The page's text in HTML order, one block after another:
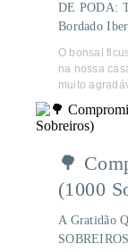
DE PODA:
Bordado
O bonsai
na nossa
muito
🌳
(1000
A Gratidão